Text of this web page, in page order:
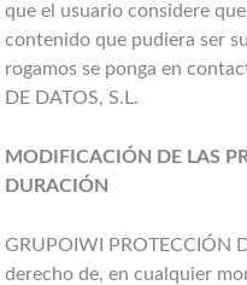
que el usuario considere
contenido que pudiera ser
rogamos se ponga en
DE DATOS, S.L.
MODIFICACIÓN DE LAS
DURACIÓN
GRUPOIWI PROTECCIÓN
derecho de, en cualquier